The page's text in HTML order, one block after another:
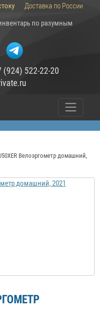
Доставка по России
по разумным
(924) 522-22-20
Велоэргометр домашний,